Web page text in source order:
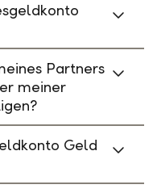
Partners
meiner
Geld